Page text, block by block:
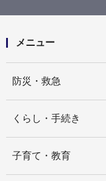
メニュー
防災・救急
くらし・手続き
子育て・教育